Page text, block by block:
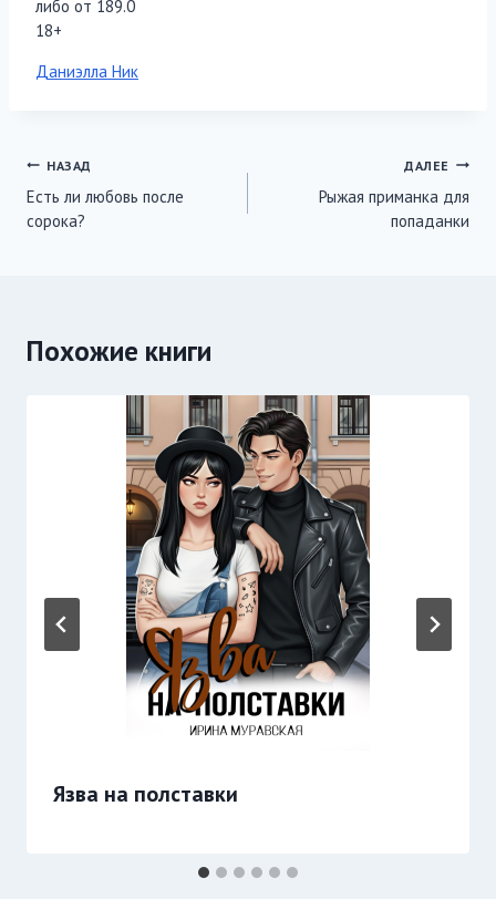
либо от 189.0
18+
Метки
Даниэлла Ник
Навигация
по
записям
НАЗАД
Есть ли любовь после
сорока?
ДАЛЕЕ
Рыжая приманка для
попаданки
Похожие книги
Язва на полставки